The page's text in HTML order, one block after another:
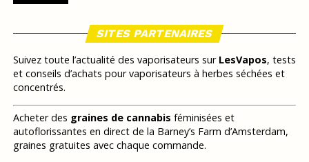
SITES PARTENAIRES
Suivez toute l’actualité des vaporisateurs sur LesVapos, tests
et conseils d’achats pour vaporisateurs à herbes séchées et
concentrés.
Acheter des graines de cannabis féminisées et
autoflorissantes en direct de la Barney’s Farm d’Amsterdam,
graines gratuites avec chaque commande.